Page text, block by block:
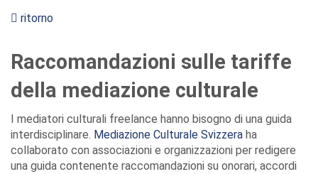
ritorno
Raccomandazioni sulle tariffe
della mediazione culturale
I mediatori culturali freelance hanno bisogno di una guida
interdisciplinare. Mediazione Culturale Svizzera ha
collaborato con associazioni e organizzazioni per redigere
una guida contenente raccomandazioni su onorari, accordi